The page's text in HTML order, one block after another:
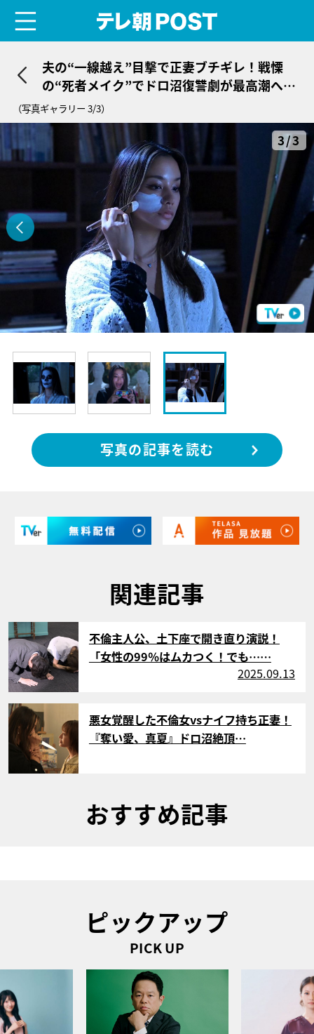
夫の“一線越え”目撃で正妻ブチギレ！戦慄
の“死者メイク”でドロ沼復讐劇が最高潮へ＜
奪い愛、真夏＞
（写真ギャラリー 3/3）
3/3
写真の記事を読む
関連記事
サムネイル
不倫主人公、土下座で開き直り演説！
「女性の99％はムカつく！でも……
2025.09.13
サムネイル
悪女覚醒した不倫女vsナイフ持ち正妻！
『奪い愛、真夏』ドロ沼絶頂…
おすすめ記事
ピックアップ
PICK UP